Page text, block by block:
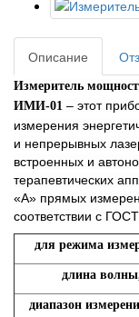
Описание
Измеритель
ИМИ-01 – этот
измерения
и непрерывных
встроенных и
терапевтических
«А» прямых
соответствии с
для режима
длина
диапазон